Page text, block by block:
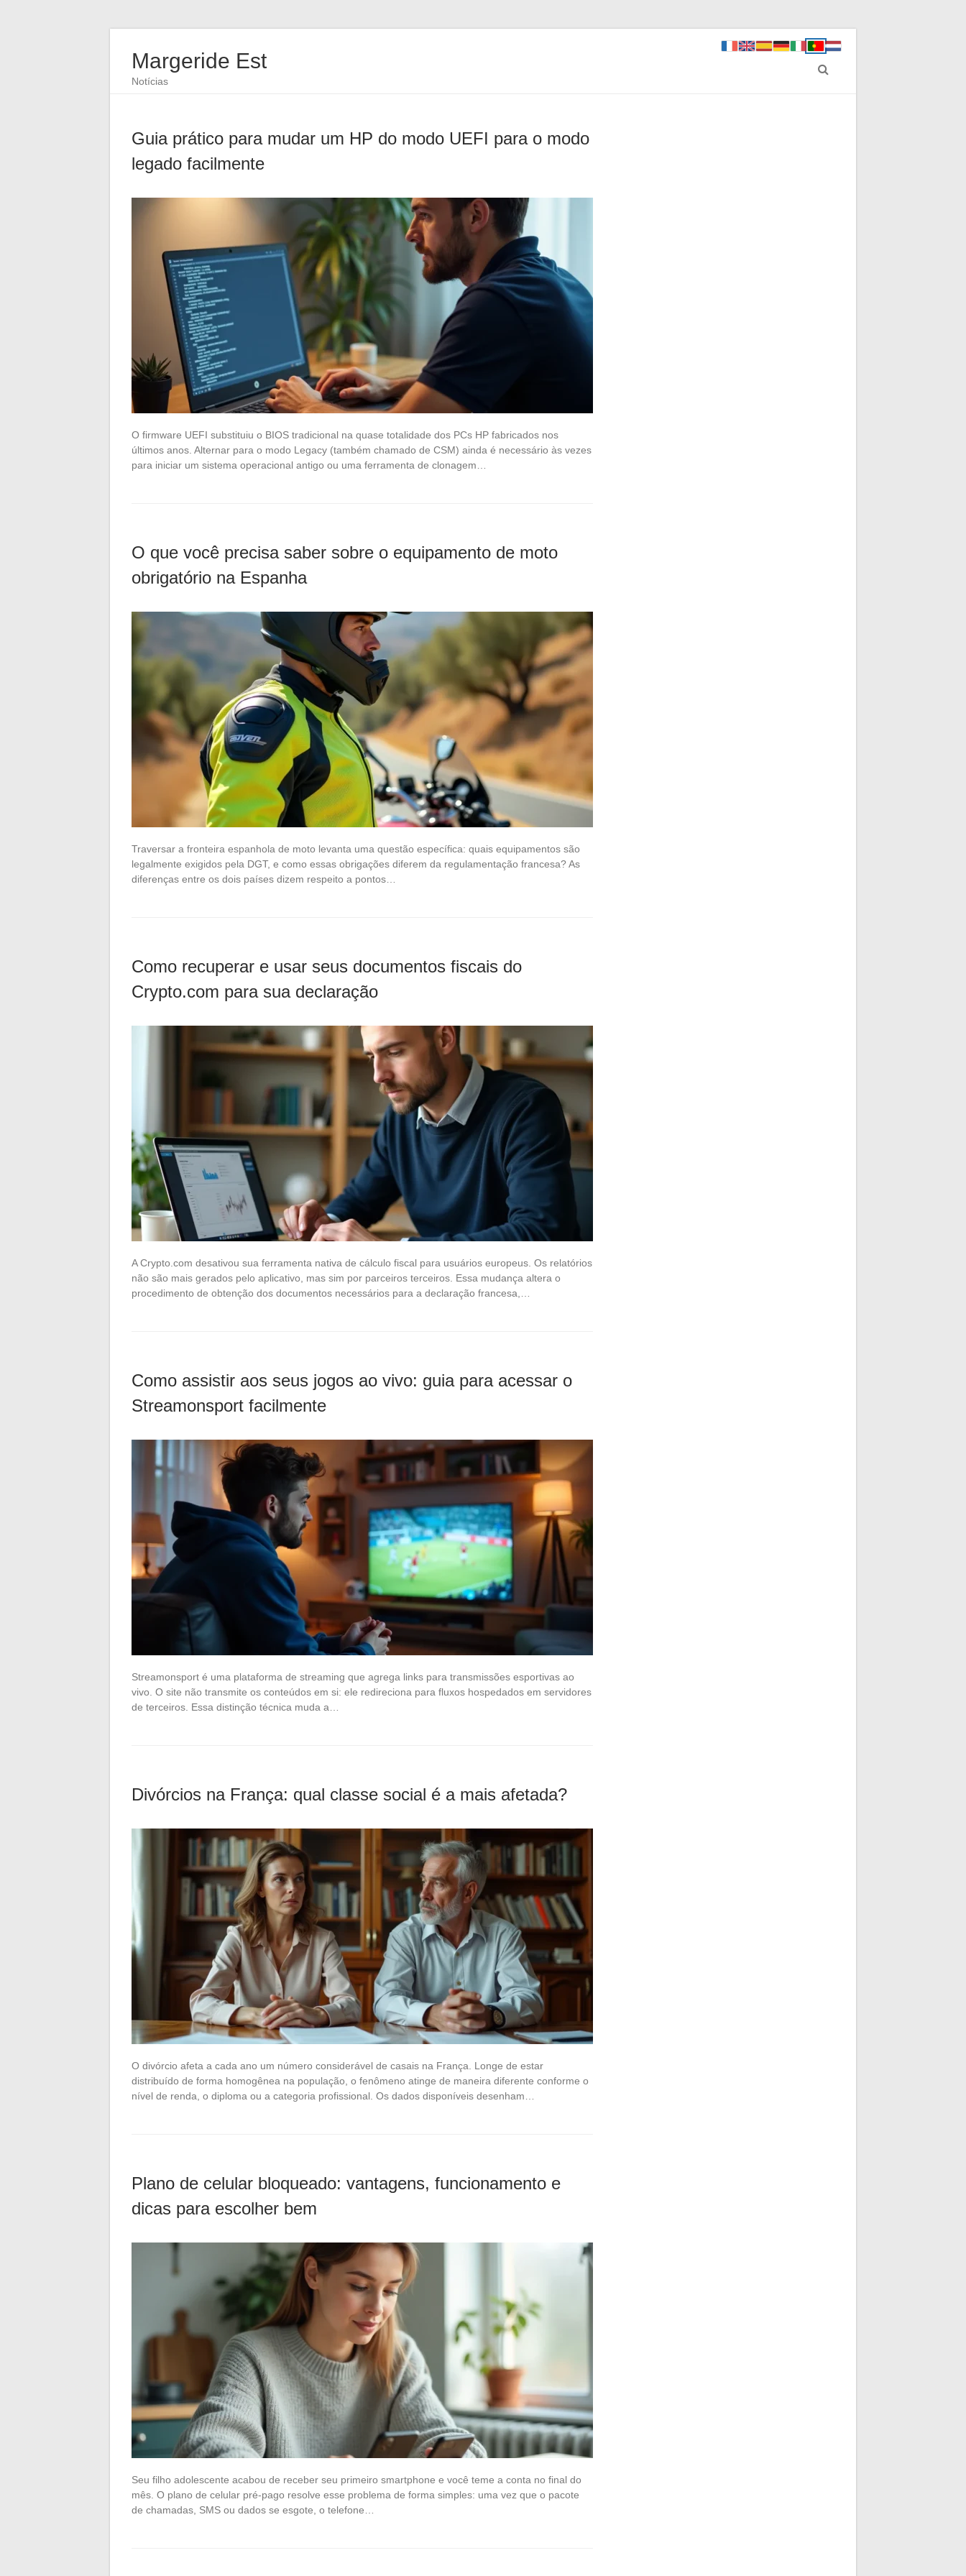
Margeride Est
Notícias
Guia prático para mudar um HP do modo UEFI para o modo
legado facilmente
O firmware UEFI substituiu o BIOS tradicional na quase totalidade dos PCs HP fabricados nos
últimos anos. Alternar para o modo Legacy (também chamado de CSM) ainda é necessário às vezes
para iniciar um sistema operacional antigo ou uma ferramenta de clonagem…
O que você precisa saber sobre o equipamento de moto
obrigatório na Espanha
Traversar a fronteira espanhola de moto levanta uma questão específica: quais equipamentos são
legalmente exigidos pela DGT, e como essas obrigações diferem da regulamentação francesa? As
diferenças entre os dois países dizem respeito a pontos…
Como recuperar e usar seus documentos fiscais do
Crypto.com para sua declaração
A Crypto.com desativou sua ferramenta nativa de cálculo fiscal para usuários europeus. Os relatórios
não são mais gerados pelo aplicativo, mas sim por parceiros terceiros. Essa mudança altera o
procedimento de obtenção dos documentos necessários para a declaração francesa,…
Como assistir aos seus jogos ao vivo: guia para acessar o
Streamonsport facilmente
Streamonsport é uma plataforma de streaming que agrega links para transmissões esportivas ao
vivo. O site não transmite os conteúdos em si: ele redireciona para fluxos hospedados em servidores
de terceiros. Essa distinção técnica muda a…
Divórcios na França: qual classe social é a mais afetada?
O divórcio afeta a cada ano um número considerável de casais na França. Longe de estar
distribuído de forma homogênea na população, o fenômeno atinge de maneira diferente conforme o
nível de renda, o diploma ou a categoria profissional. Os dados disponíveis desenham…
Plano de celular bloqueado: vantagens, funcionamento e
dicas para escolher bem
Seu filho adolescente acabou de receber seu primeiro smartphone e você teme a conta no final do
mês. O plano de celular pré-pago resolve esse problema de forma simples: uma vez que o pacote
de chamadas, SMS ou dados se esgote, o telefone…